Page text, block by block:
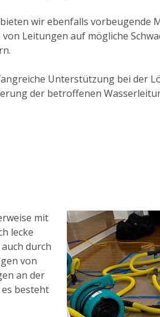
wir ebenfalls vorbeugende
Leitungen auf mögliche
Unterstützung bei der
der betroffenen
mit
lecke
durch
von
an der
besteht